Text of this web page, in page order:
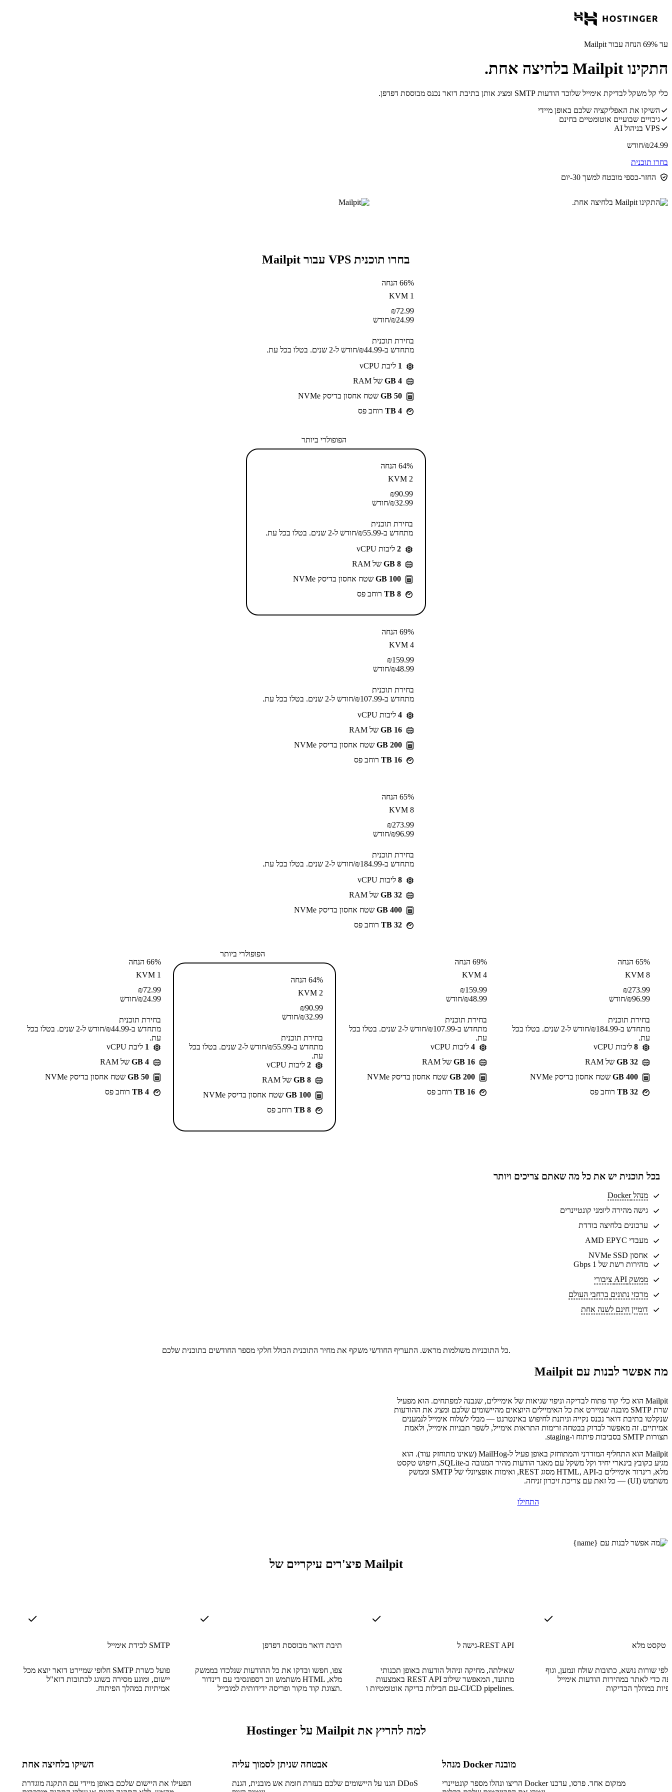
עד 69% הנחה עבור Mailpit
התקינו Mailpit בלחיצה אחת.
כלי קל משקל לבדיקת אימייל שלוכד הודעות SMTP ומציג אותן בתיבת דואר נכנס מבוססת דפדפן.
השיקו את האפליקציה שלכם באופן מיידי
גיבויים שבועיים אוטומטיים בחינם
VPS בניהול AI
24.99
₪/חודש
בחרו תוכנית
החזר-כספי מובטח למשך 30-יום
בחרו תוכנית VPS עבור Mailpit
66% הנחה
KVM 1
72.99
₪
24.99
₪/חודש
בחירת תוכנית
מתחדש ב-⁦44.99⁩₪/חודש ל-2 שנים. בטלו בכל עת.
1 ליבת vCPU
GB 4 של RAM
50 GB
שטח אחסון בדיסק NVMe
4 TB
רוחב פס
הפופולרי ביותר
64% הנחה
KVM 2
90.99
₪
32.99
₪/חודש
בחירת תוכנית
מתחדש ב-⁦55.99⁩₪/חודש ל-2 שנים. בטלו בכל עת.
2 ליבות vCPU
GB 8 של RAM
100 GB
שטח אחסון בדיסק NVMe
8 TB
רוחב פס
69% הנחה
KVM 4
159.99
₪
48.99
₪/חודש
בחירת תוכנית
מתחדש ב-⁦107.99⁩₪/חודש ל-2 שנים. בטלו בכל עת.
4 ליבות vCPU
GB 16 של RAM
200 GB
שטח אחסון בדיסק NVMe
16 TB
רוחב פס
65% הנחה
KVM 8
273.99
₪
96.99
₪/חודש
בחירת תוכנית
מתחדש ב-⁦184.99⁩₪/חודש ל-2 שנים. בטלו בכל עת.
8 ליבות vCPU
GB 32 של RAM
400 GB
שטח אחסון בדיסק NVMe
32 TB
רוחב פס
66% הנחה
KVM 1
72.99
₪
24.99
₪/חודש
בחירת תוכנית
מתחדש ב-⁦44.99⁩₪/חודש ל-2 שנים. בטלו בכל
עת.
1 ליבת vCPU
GB 4 של RAM
50 GB
שטח אחסון בדיסק NVMe
4 TB
רוחב פס
הפופולרי ביותר
64% הנחה
KVM 2
90.99
₪
32.99
₪/חודש
בחירת תוכנית
מתחדש ב-⁦55.99⁩₪/חודש ל-2 שנים. בטלו בכל
עת.
2 ליבות vCPU
GB 8 של RAM
100 GB
שטח אחסון בדיסק NVMe
8 TB
רוחב פס
69% הנחה
KVM 4
159.99
₪
48.99
₪/חודש
בחירת תוכנית
מתחדש ב-⁦107.99⁩₪/חודש ל-2 שנים. בטלו בכל
עת.
4 ליבות vCPU
GB 16 של RAM
200 GB
שטח אחסון בדיסק NVMe
16 TB
רוחב פס
65% הנחה
KVM 8
273.99
₪
96.99
₪/חודש
בחירת תוכנית
מתחדש ב-⁦184.99⁩₪/חודש ל-2 שנים. בטלו בכל
עת.
8 ליבות vCPU
GB 32 של RAM
400 GB
שטח אחסון בדיסק NVMe
32 TB
רוחב פס
בכל תוכנית יש את כל מה שאתם צריכים ויותר
מנהל Docker
גישה מהירה ליומני קונטיינרים
עדכונים בלחיצה בודדת
מעבדי AMD EPYC
אחסון NVMe SSD
מהירות רשת של 1 Gbps
ממשק API ציבורי
מרכזי נתונים ברחבי העולם
דומיין חינם לשנה אחת
כל התוכניות משולמות מראש. התעריף החודשי משקף את מחיר התוכנית הכולל חלקי מספר החודשים בתוכנית שלכם.
מה אפשר לבנות עם Mailpit
Mailpit הוא כלי קוד פתוח לבדיקה וניפוי שגיאות של אימיילים, שנבנה למפתחים. הוא מפעיל
שרת SMTP מובנה שמיירט את כל האימיילים היוצאים מהיישומים שלכם ומציג את ההודעות
שנקלטו בתיבת דואר נכנס נקייה וניתנת לחיפוש באינטרנט — מבלי לשלוח אימייל לנמענים
אמיתיים. זה מאפשר לבדוק בבטחה זרימות התראות אימייל, לשפר תבניות אימייל, ולאמת
תצורות SMTP בסביבות פיתוח ו-staging.
Mailpit הוא התחליף המודרני והמתוחזק באופן פעיל ל-MailHog (שאינו מתוחזק עוד). הוא
מגיע כקובץ בינארי יחיד וקל משקל עם מאגר הודעות מהיר המגובה ב-SQLite, חיפוש טקסט
מלא, רינדור אימיילים ב-HTML, API מסוג REST, ואימות אופציונלי של SMTP וממשק
משתמש (UI) — כל זאת עם צריכת זיכרון זניחה.
התחילו
פיצ'רים עיקריים של Mailpit
לכידת אימייל SMTP
פועל כשרת SMTP חלופי שמיירט דואר יוצא מכל
יישום, ומונע מסירה בשוגג לכתובות דוא"ל
אמיתיות במהלך הפיתוח.
תיבת דואר מבוססת דפדפן
צפו, חפשו ובדקו את כל ההודעות שנלכדו בממשק
משתמש ווב רספונסיבי עם רינדור HTML מלא,
תצוגת קוד מקור ופריסה ידידותית למובייל.
גישה ל-REST API
שאילתה, מחיקה וניהול הודעות באופן תכנותי
באמצעות REST API מתועד, המאפשר שילוב
עם חבילות בדיקה אוטומטיות ו-CI/CD pipelines.
טקסט מלא
לפי שורות נושא, כתובות שולח ונמען, וגוף
כדי לאתר במהירות הודעות אימייל
למה להריץ את Mailpit על Hostinger
השיקו בלחיצה אחת
הפעילו את היישום שלכם באופן מיידי עם התקנה מוגדרת
אבטחה שניתן לסמוך עליה
הגנו על היישומים שלכם בעזרת חומת אש מובנית, הגנת DDoS
מנהל Docker מובנה
הריצו ונהלו מספר קונטיינרי Docker ממקום אחד. פרסו, עדכנו